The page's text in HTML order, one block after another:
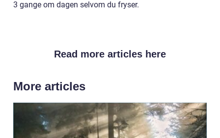
3 gange om dagen selvom du fryser.
Read more articles here
More articles